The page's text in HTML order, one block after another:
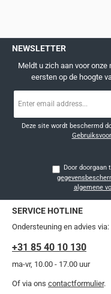
NEWSLETTER
Meldt u zich aan voor
eersten op de hoogte
mailadres
Deze site wordt beschermd
algemene
SERVICE HOTLINE
Ondersteuning en advies via:
+31 85 40 10 130
ma-vr, 10.00 - 17.00 uur
Of via ons contactformulier.